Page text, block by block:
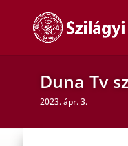
Duna Tv
2023. ápr. 3.